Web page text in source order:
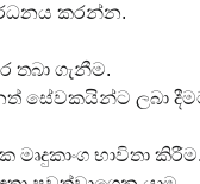
කරන්න.
තබා ගැනීම.
ලබා දීමට
භාවිතා